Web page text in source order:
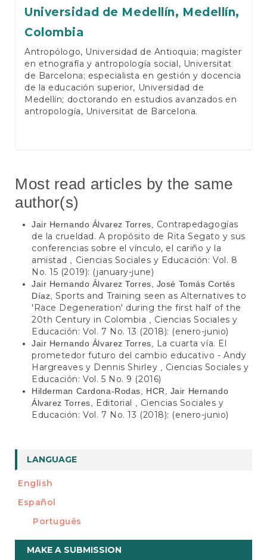
Universidad de Medellín, Medellín,
Colombia
Antropólogo, Universidad de Antioquia; magíster
en etnografía y antropología social, Universitat
de Barcelona; especialista en gestión y docencia
de la educación superior, Universidad de
Medellín; doctorando en estudios avanzados en
antropología, Universitat de Barcelona.
Most read articles by the same
author(s)
Jair Hernando Álvarez Torres, Contrapedagogías
de la crueldad. A propósito de Rita Segato y sus
conferencias sobre el vínculo, el cariño y la
amistad
Ciencias Sociales y Educación: Vol. 8
No. 15 (2019): (january-june)
Jair Hernando Álvarez Torres, José Tomás Cortés
Díaz,Sports and Training seen as Alternatives to
'Race Degeneration' during the first half of the
20th Century in Colombia
Ciencias Sociales y
Educación: Vol. 7 No. 13 (2018): (enero-junio)
Jair Hernando Álvarez Torres,
La cuarta vía. El
prometedor futuro del cambio educativo - Andy
Hargreaves y Dennis Shirley
Ciencias Sociales y
Educación: Vol. 5 No. 9 (2016)
Hilderman Cardona-Rodas, HCR, Jair Hernando
Álvarez Torres,
Editorial
Ciencias Sociales y
Educación: Vol. 7 No. 13 (2018): (enero-junio)
LANGUAGE
English
Español
Português
Make
MAKE A SUBMISSION